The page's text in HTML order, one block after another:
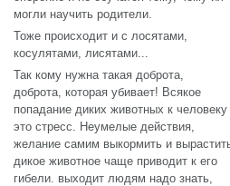
могли научить родители.
Тоже происходит и с лосятами,
косулятами, лисятами...
Так кому нужна такая доброта,
доброта, которая убивает! Всякое
попадание диких животных к человеку
это стресс. Неумелые действия,
желание самим выкормить и
дикое животное чаще приводит к его
гибели. выходит людям надо знать,